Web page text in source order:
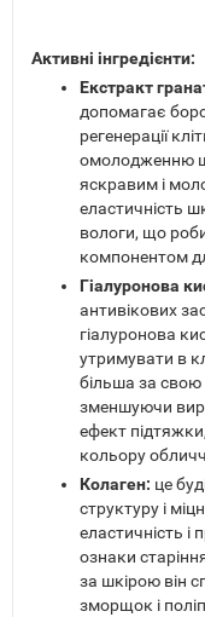
Активні інгредієнти:
Екстракт
допомагає
регенерації
омолодженню
яскравим і
еластичність
вологи, що
компонентом
Гіалуронова
антивікових
гіалуронова
утримувати в
більша за свою
зменшуючи
ефект
кольору
Колаген: це
структуру і
еластичність
ознаки
за шкірою він
зморщок і